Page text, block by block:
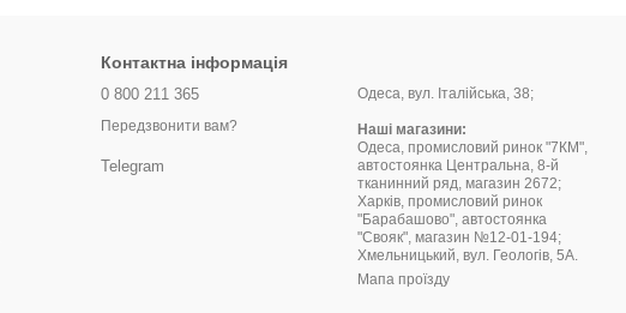
Контактна інформація
0 800 211 365
Передзвонити вам?
Telegram
Одеса, вул. Італійська, 38;
Наші магазини:
Одеса, промисловий ринок "7КМ",
автостоянка Центральна, 8-й
тканинний ряд, магазин 2672;
Харків, промисловий ринок
"Барабашово", автостоянка
"Свояк", магазин №12-01-194;
Хмельницький, вул. Геологів, 5А.
Мапа проїзду